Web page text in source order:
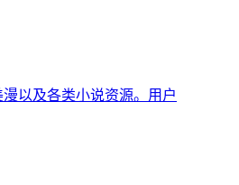
以及各类小说资源。用户